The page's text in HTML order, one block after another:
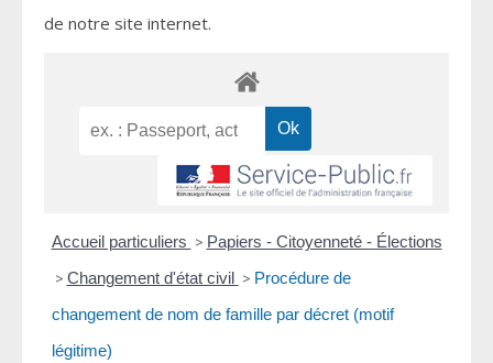
de notre site internet.
Accueil particuliers > Papiers - Citoyenneté - Élections
> Changement d'état civil > Procédure de
changement de nom de famille par décret (motif
légitime)